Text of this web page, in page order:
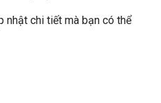
nhật chi tiết mà bạn có thể